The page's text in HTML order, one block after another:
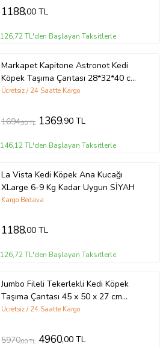
1188,00 TL
126,72 TL'den Başlayan Taksitlerle
Markapet Kapitone Astronot Kedi
Köpek Taşıma Çantası 28*32*40 cm
Pembe
Ücretsiz / 24 Saatte Kargo
1694,90 TL 1369,90 TL
146,12 TL'den Başlayan Taksitlerle
La Vista Kedi Köpek Ana Kucağı
XLarge 6-9 Kg Kadar Uygun SİYAH
Kargo Bedava
1188,00 TL
126,72 TL'den Başlayan Taksitlerle
Jumbo Fileli Tekerlekli Kedi Köpek
Taşıma Çantası 45 x 50 x 27 cm
Siyah 15 kg
Ücretsiz / 24 Saatte Kargo
5970,00 TL 4960,00 TL